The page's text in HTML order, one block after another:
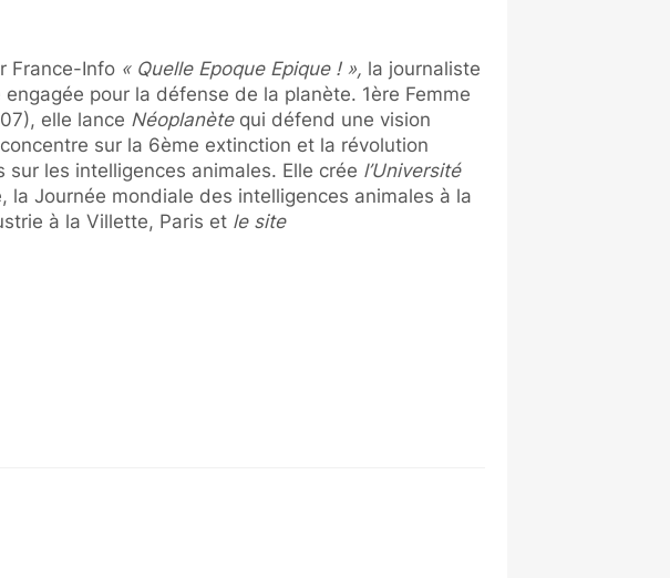
France-Info « Quelle Epoque Epique ! », la journaliste
pour la défense de la planète. 1ère Femme
elle lance Néoplanètequi défend une vision
sur la 6ème extinction et la révolution
les intelligences animales. Elle crée l’Université
la Journée mondiale des intelligences animales à la
à la Villette, Paris et le site